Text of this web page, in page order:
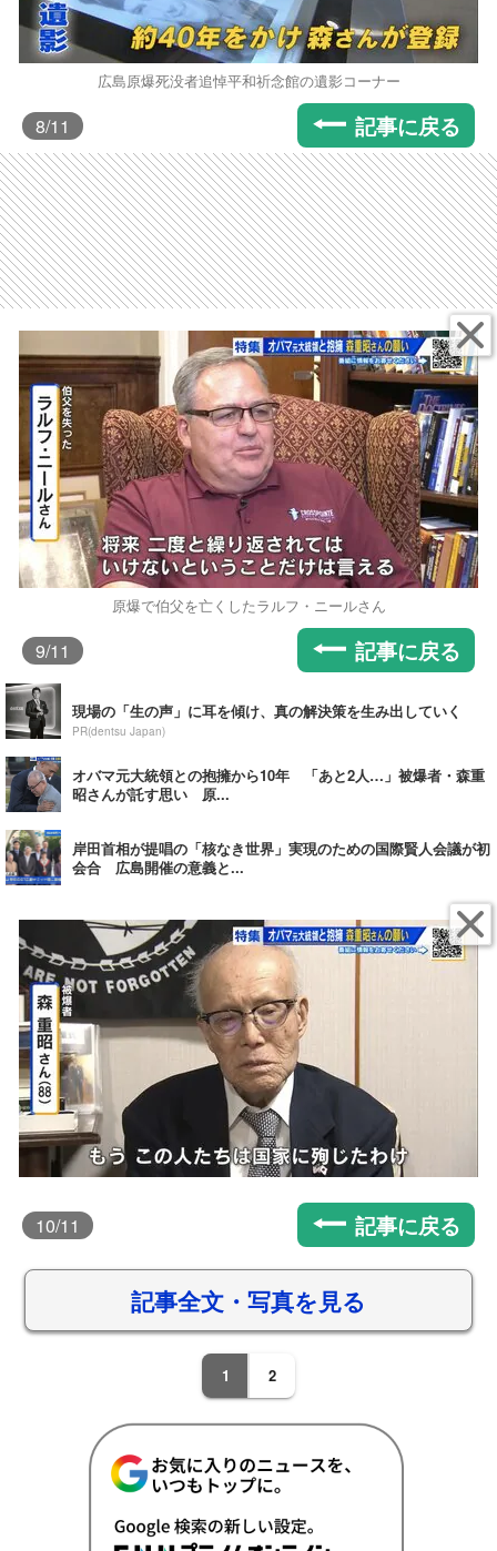
広島原爆死没者追悼平和祈念館の遺影コーナー
8/11 記事に戻る
原爆で伯父を亡くしたラルフ・ニールさん
9/11 記事に戻る
現場の「生の声」に耳を傾け、真の解決策を生み出していく
PR(dentsu Japan)
オバマ元大統領との抱擁から10年 「あと2人…」被爆者・森重
昭さんが託す思い 原...
岸田首相が提唱の「核なき世界」実現のための国際賢人会議が初
会合 広島開催の意義と...
10/11 記事に戻る
記事全文・写真を見る
1 2